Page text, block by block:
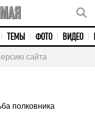
ТЕМЫ ФОТО ВИДЕО
сайта
полковника